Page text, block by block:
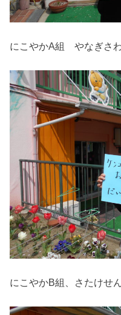
にこやかA組 やなぎさ
にこやかB組、さたけせ